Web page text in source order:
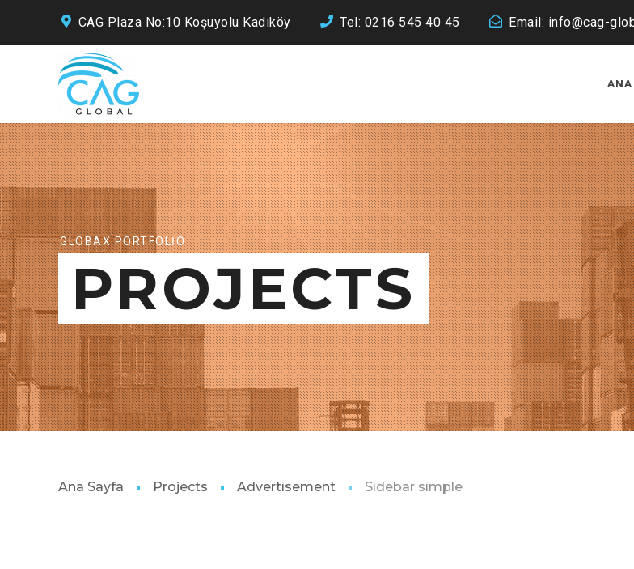
CAG Plaza No:10 Koşuyolu Kadıköy Tel: 0216 545 40 45 Email: info@cag-
ANA
GLOBAX PORTFOLIO
PROJECTS
Ana Sayfa Projects Advertisement Sidebar simple